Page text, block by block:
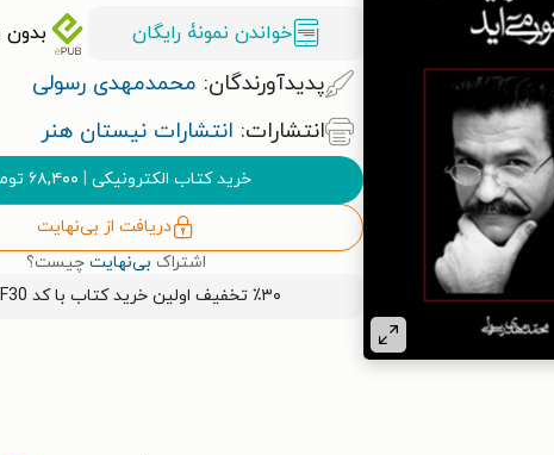
خواندن نمونۀ رایگان بدون
پدیدآورندگان: محمدمهدی رسولی
انتشارات: انتشارات نیستان هنر
خرید کتاب الکترونیکی | ۶۸,۴۰۰
دریافت از بی‌نهایت
اشتراک بی‌نهایت چیست؟
٪۳۰ تخفیف اولین خرید کتاب با کد